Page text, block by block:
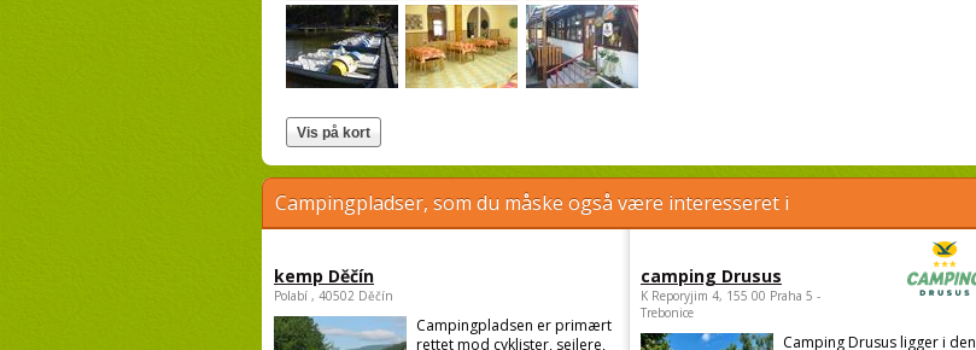
Campingpladser, som du måske også være interesseret i
kemp Děčín
Polabí , 40502 Děčín
Campingpladsen er primært
rettet mod cyklister, sejlere,
camping Drusus
K Reporyjim 4, 155 00 Praha 5 -
Trebonice
Camping Drusus ligger i den